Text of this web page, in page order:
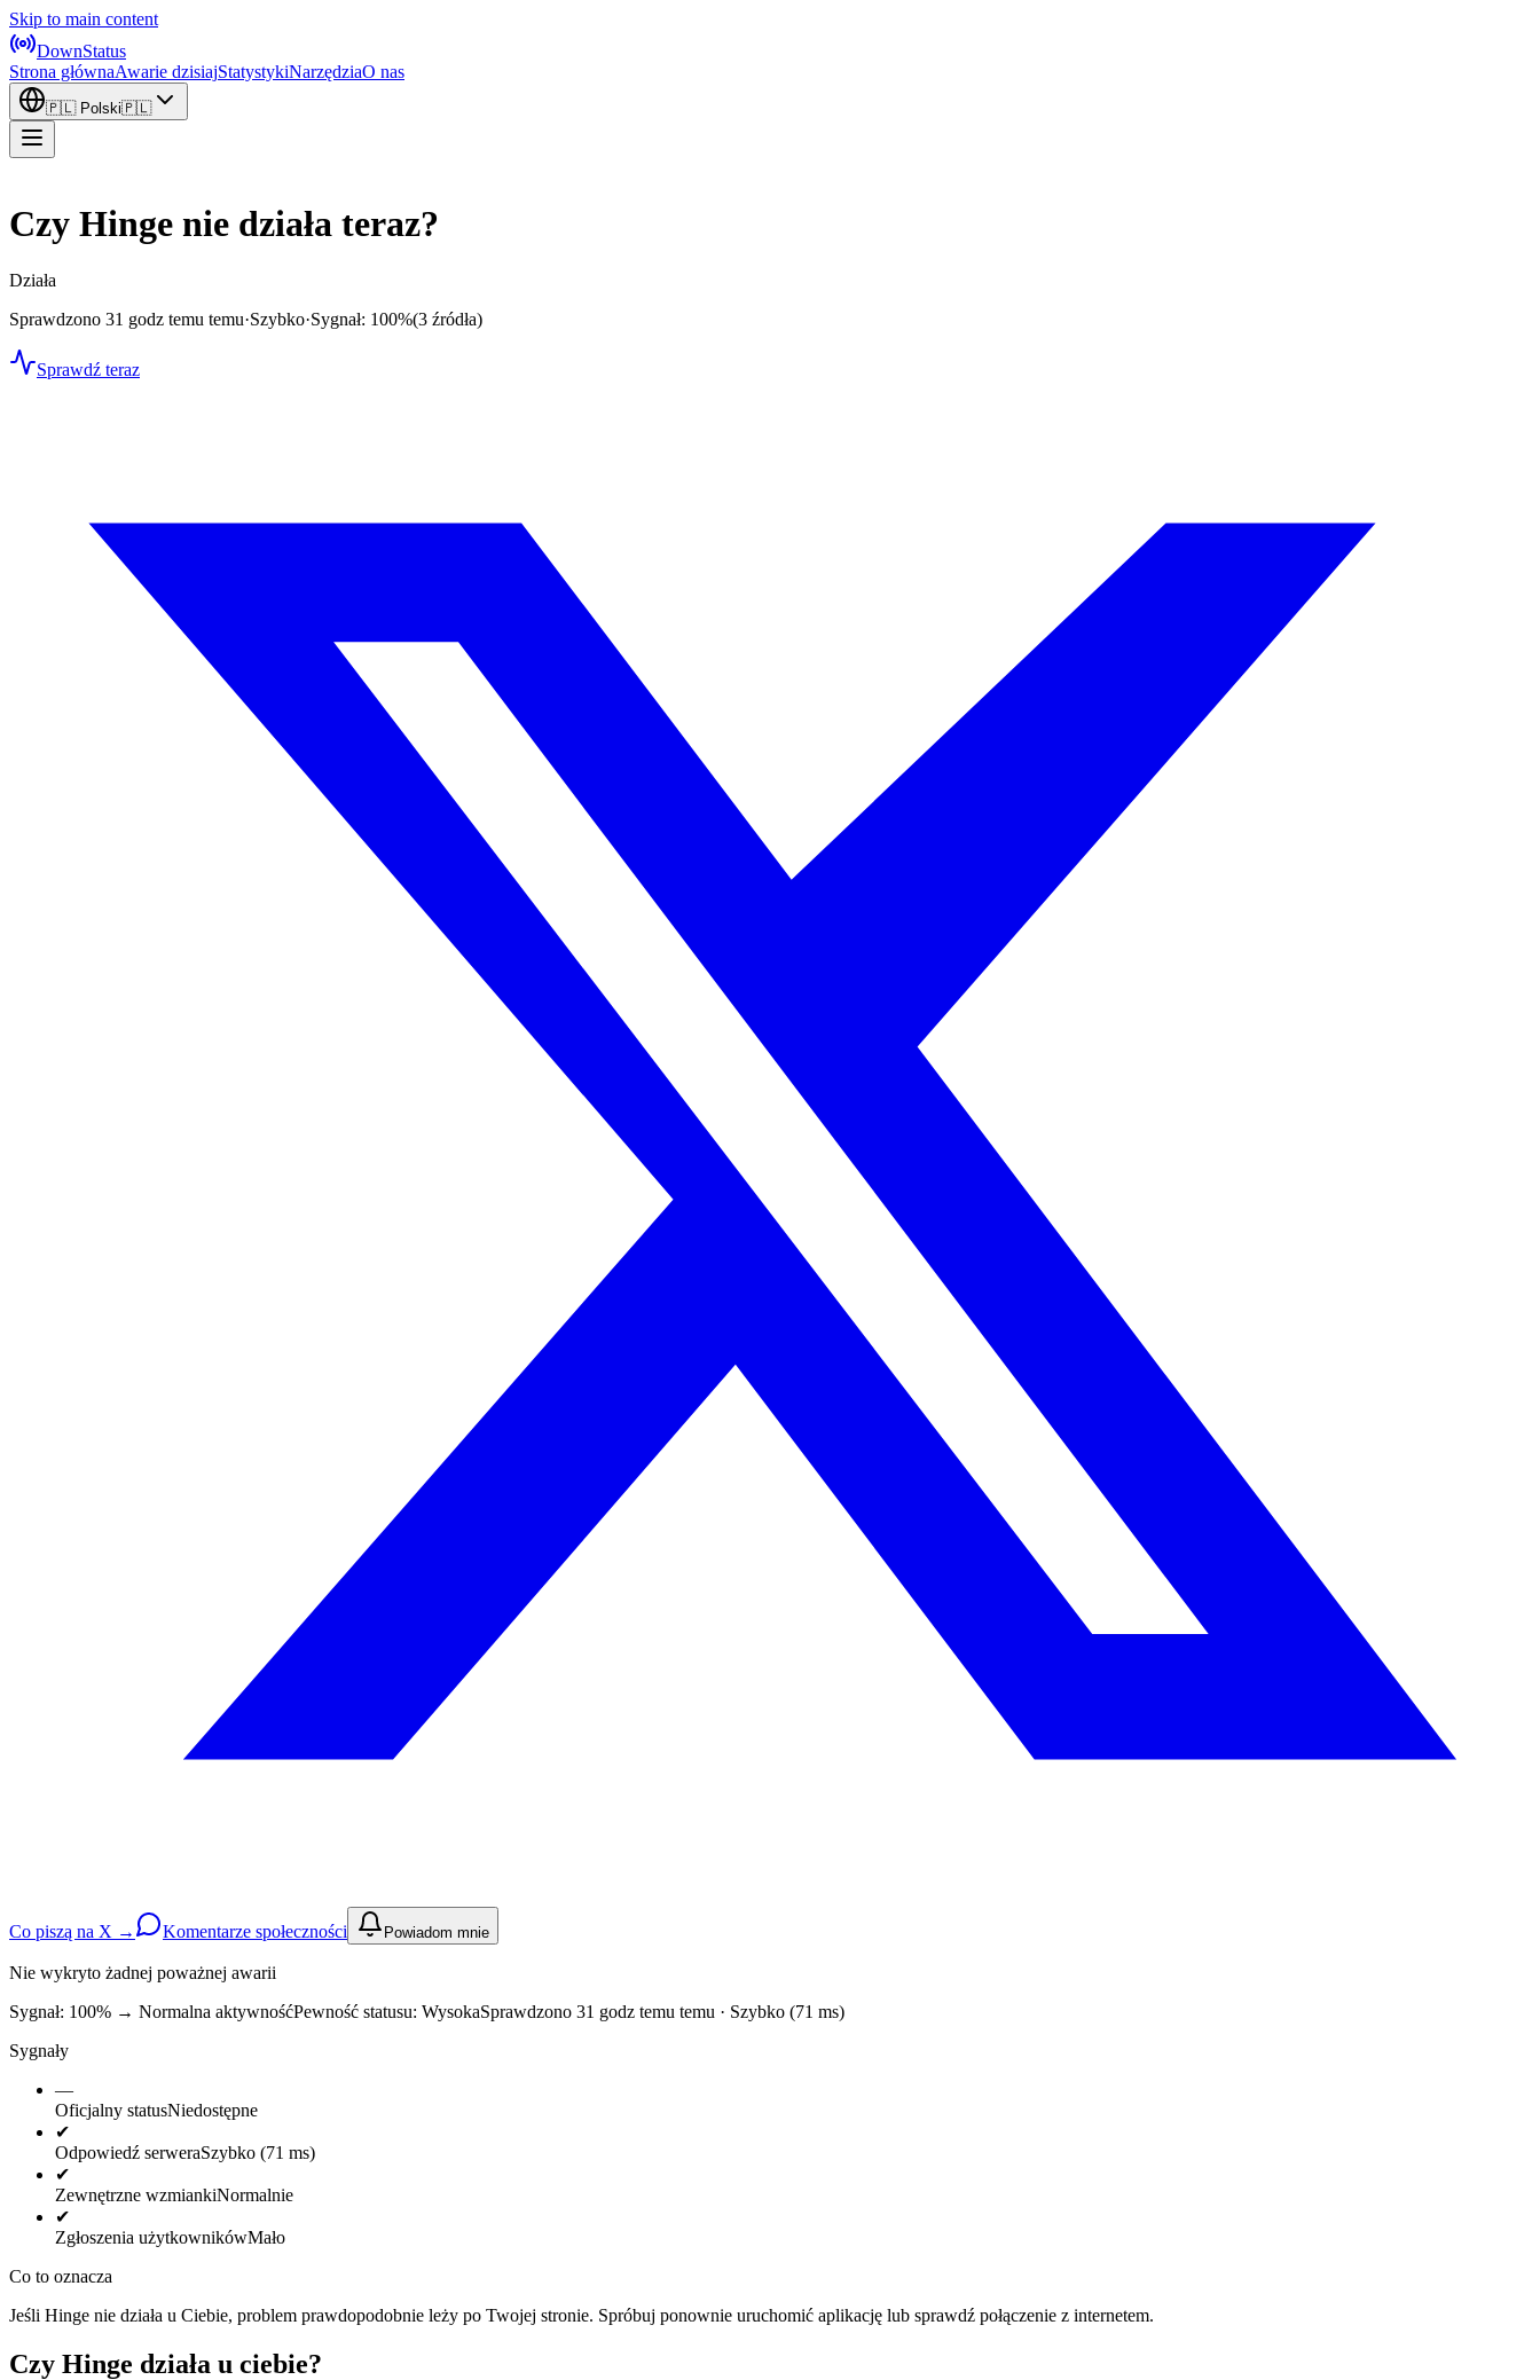
Skip to main content
DownStatus
Strona głównaAwarie dzisiajStatystykiNarzędziaO nas
🇵🇱 Polski🇵🇱
Czy Hinge nie działa teraz?
Działa
Sprawdzono 31 godz temu temu·Szybko·Sygnał: 100%(3 źródła)
Sprawdź teraz
Co piszą na X → Komentarze społeczności Powiadom mnie
Nie wykryto żadnej poważnej awarii
Sygnał: 100% → Normalna aktywnośćPewność statusu: WysokaSprawdzono 31 godz temu temu · Szybko (71 ms)
Sygnały
—
Oficjalny statusNiedostępne
✔
Odpowiedź serweraSzybko (71 ms)
✔
Zewnętrzne wzmiankiNormalnie
✔
Zgłoszenia użytkownikówMało
Co to oznacza
Jeśli Hinge nie działa u Ciebie, problem prawdopodobnie leży po Twojej stronie. Spróbuj ponownie uruchomić aplikację lub sprawdź połączenie z internetem.
Czy Hinge działa u ciebie?